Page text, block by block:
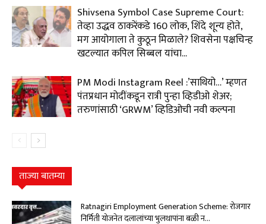
Shivsena Symbol Case Supreme Court:
तेव्हा उद्धव ठाकरेंकडे 160 लोक, शिंदे शून्य होते,
मग आयोगाला ते कुठून मिळाले? शिवसेना पक्षचिन्ह
खटल्यात कपिल सिब्बल यांचा...
PM Modi Instagram Reel :’साथियो…’ म्हणत
पंतप्रधान मोदींकडून रात्री पुन्हा व्हिडीओ शेअर;
तरुणांसाठी ‘GRWM’ व्हिडिओची नवी कल्पना
ताज्या बातम्या
Ratnagiri Employment Generation Scheme: रोजगार
निर्मिती योजनेत दलालांच्या भुलथापांना बळी न...